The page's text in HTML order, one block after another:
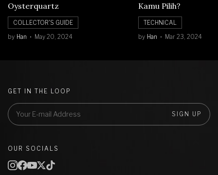
Oysterquartz
COLLECTOR'S GUIDE
by Han May 20, 2024
Kamu Pilih?
TECHNICAL
by Han Mar 23, 2024
GET IN THE LOOP
SIGN UP
OUR SOCIALS